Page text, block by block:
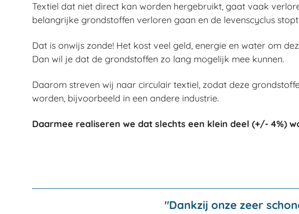
Textiel dat niet direct kan worden hergebruikt, gaat vaak
belangrijke grondstoffen verloren gaan en de levenscyclus
Dat is onwijs zonde! Het kost veel geld, energie en water om
Dan wil je dat de grondstoffen zo lang mogelijk mee kunnen.
Daarom streven wij naar circulair textiel, zodat deze
worden, bijvoorbeeld in een andere industrie.
Daarmee realiseren we dat slechts een klein deel (+/- 4%)
"Dankzij onze zeer